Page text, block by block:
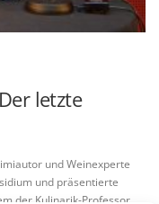
letzte
und Weinexperte
und präsentierte
der Kulinarik-Professor